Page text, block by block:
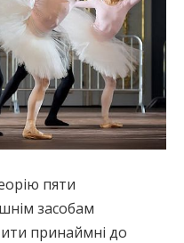
пяти
засобам
принаймні до